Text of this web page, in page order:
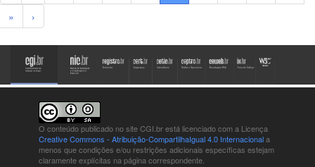
»
›
O conteúdo publicado no site CGI.br está licenciado com a Licença
Creative Commons - Atribuição-CompartilhaIgual 4.0 Internacionala
menos que condições e/ou restrições adicionais específicas estejam
claramente explícitas na página correspondente.